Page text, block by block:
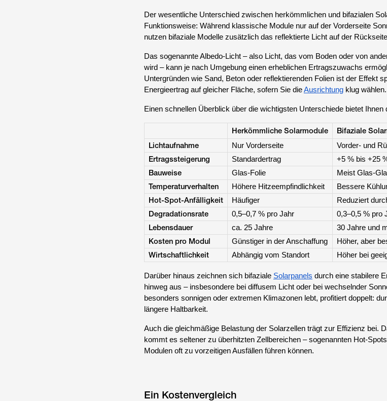
Der wesentliche Unterschied zwischen herkömmlichen und bifazialen
Funktionsweise: Während klassische Module nur auf der Vorderseite
nutzen bifaziale Modelle zusätzlich das reflektierte Licht auf der
Das sogenannte Albedo-Licht – also Licht, das vom Boden oder von
wird – kann je nach Umgebung einen erheblichen Ertragszuwachs
Untergründen wie Sand, Beton oder reflektierenden Folien ist der Effekt
Energieertrag auf gleicher Fläche, sofern Sie dieAusrichtungklug wählen.
Einen schnellen Überblick über die wichtigsten Unterschiede bietet Ihnen
Herkömmliche Solarmodule
Bifaziale
Lichtaufnahme
Nur Vorderseite Vorder- und
Ertragssteigerung Standardertrag +5 % bis +25
Bauweise Glas-Folie Meist Glas-
Temperaturverhalten Höhere Hitzeempfindlichkeit Bessere
Hot-Spot-Anfälligkeit Häufiger Reduziert
Degradationsrate 0,5–0,7 % pro Jahr 0,3–0,5 % pro
Lebensdauer ca. 25 Jahre 30 Jahre und
Kosten pro Modul Günstiger in der Anschaffung Höher, aber
Wirtschaftlichkeit Abhängig vom Standort Höher bei
Darüber hinaus zeichnen sich bifaziale Solarpanels durch eine stabilere
hinweg aus – insbesondere bei diffusem Licht oder bei wechselnder
besonders sonnigen oder extremen Klimazonen lebt, profitiert doppelt:
längere Haltbarkeit.
Auch die gleichmäßige Belastung der Solarzellen trägt zur Effizienz bei.
kommt es seltener zu überhitzten Zellbereichen – sogenannten Hot-
Modulen oft zu vorzeitigen Ausfällen führen können.
Ein Kostenvergleich